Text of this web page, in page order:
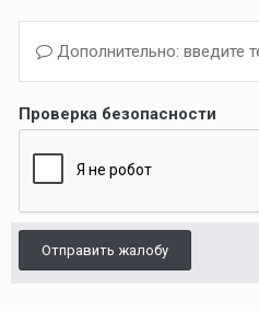
Дополнительно: введите
Проверка безопасности
Отправить жалобу